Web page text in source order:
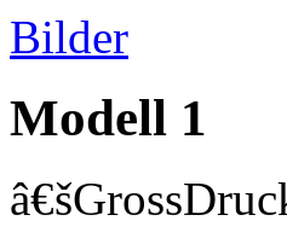
Bilder
Modell 1